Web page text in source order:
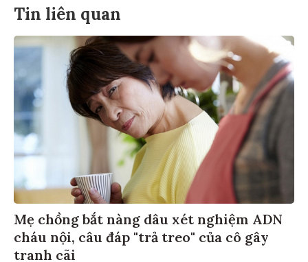
Tin liên quan
Mẹ chồng bắt nàng dâu xét nghiệm ADN
cháu nội, câu đáp "trả treo" của cô gây
tranh cãi